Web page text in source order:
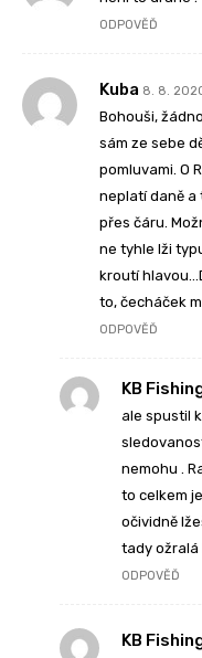
ODPOVĚĎ
Kuba 8. 8.
Bohouši,
sám ze sebe
pomluvami. O
neplatí daně a
přes čáru.
ne tyhle lži
kroutí
to, čecháček
ODPOVĚĎ
KB
ale spustil
nemohu .
to celkem
očividně
tady ožralá
ODPOVĚĎ
KB